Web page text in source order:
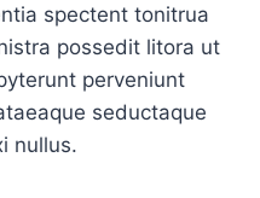
spectent tonitrua
possedit litora ut
perveniunt
seductaque
nullus.